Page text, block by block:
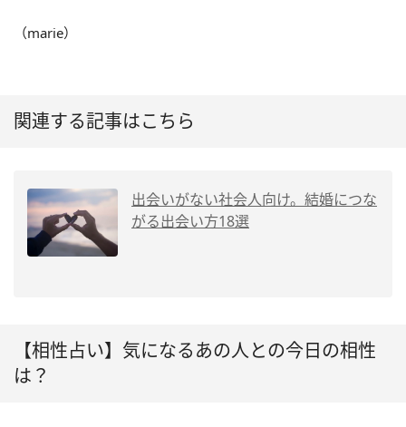
（marie）
関連する記事はこちら
出会いがない社会人向け。結婚につな
がる出会い方18選
【相性占い】気になるあの人との今日の相性
は？